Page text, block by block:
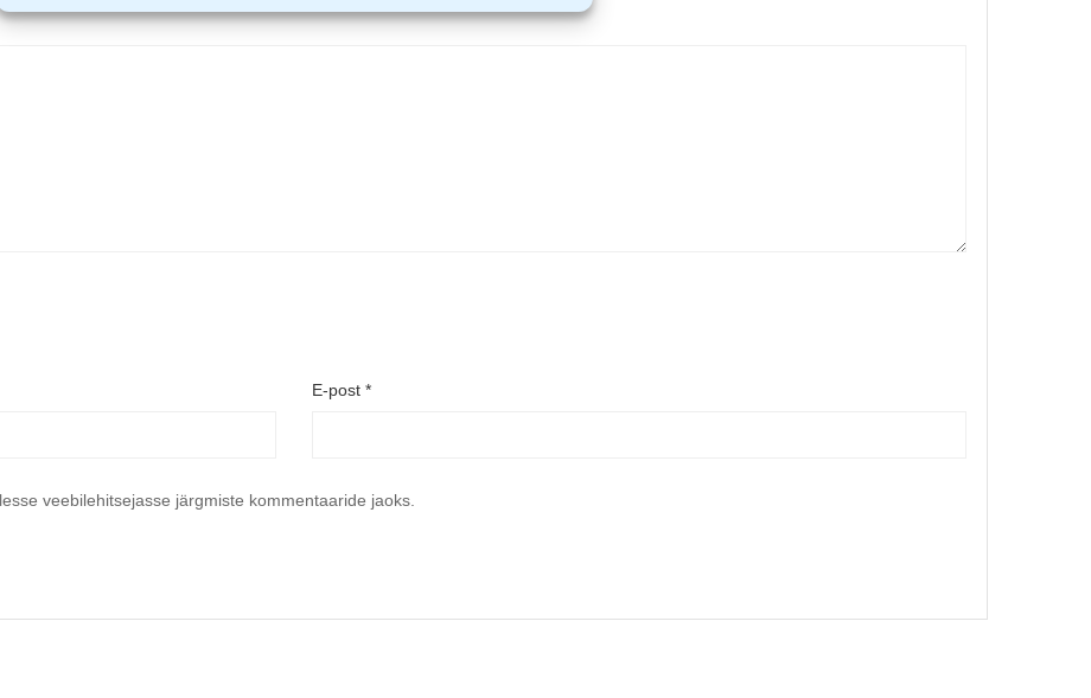
E-post *
veebilehitsejasse järgmiste kommentaaride jaoks.